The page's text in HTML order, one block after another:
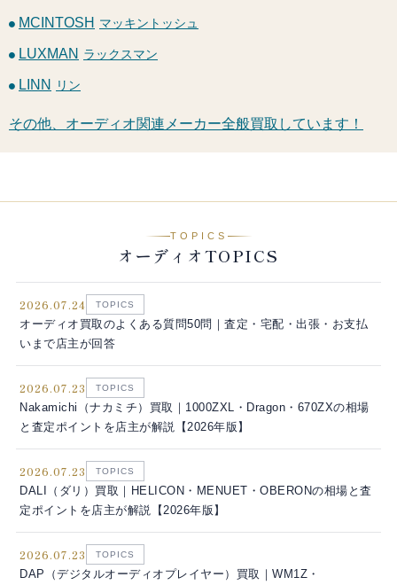
MCINTOSH マッキントッシュ
LUXMAN ラックスマン
LINN リン
その他、オーディオ関連メーカー全般買取しています！
TOPICS
オーディオTOPICS
2026.07.24 TOPICS
オーディオ買取のよくある質問50問｜査定・宅配・出張・お支払
いまで店主が回答
2026.07.23 TOPICS
Nakamichi（ナカミチ）買取｜1000ZXL・Dragon・670ZXの相場
と査定ポイントを店主が解説【2026年版】
2026.07.23 TOPICS
DALI（ダリ）買取｜HELICON・MENUET・OBERONの相場と査
定ポイントを店主が解説【2026年版】
2026.07.23 TOPICS
DAP（デジタルオーディオプレイヤー）買取｜WM1Z・